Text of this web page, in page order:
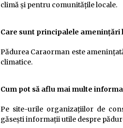
climă și pentru comunitățile locale.
Care sunt principalele amenințări
Pădurea Caraorman este
climatice.
Cum pot să aflu mai multe
Pe site-urile organizațiilor de
găsești informații utile despre